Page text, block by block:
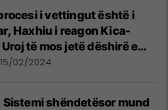
i vettingut është i
Haxhiu i reagon Kica-
të mos jetë dëshirë e
15/02/2024
Sistemi shëndetësor mund